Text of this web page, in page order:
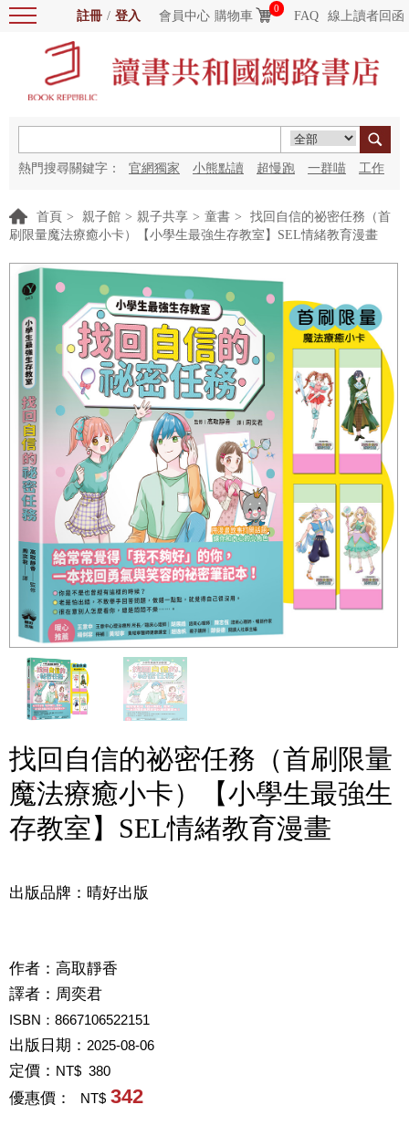
註冊 / 登入 會員中心 購物車
0
FAQ 線上讀者回函
熱門搜尋關鍵字： 官網獨家 小熊點讀 超慢跑 一群喵 工作
首頁 > 親子館 > 親子共享 > 童書 >
找回自信的祕密任務（首
刷限量魔法療癒小卡）【小學生最強生存教室】SEL情緒教育漫畫
找回自信的祕密任務（首刷限量
魔法療癒小卡）【小學生最強生
存教室】SEL情緒教育漫畫
出版品牌：晴好出版
作者： 高取靜香
譯者： 周奕君
ISBN：8667106522151
出版日期： 2025-08-06
定價： NT$ 380
優惠價： NT$ 342